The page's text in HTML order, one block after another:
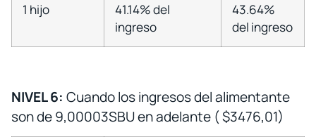
1 hijo
41.14% del
ingreso
43.64%
del ingreso
NIVEL 6: Cuando los ingresos del alimentante
son de 9,00003SBU en adelante ( $3476,01)